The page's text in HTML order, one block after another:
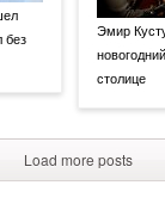
без
Эмир
столице
Load more posts